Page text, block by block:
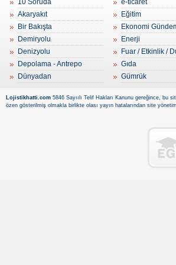
10 Soruda
Akaryakıt
Bir Bakışta
Demiryolu
Denizyolu
Depolama - Antrepo
Dünyadan
e-ticaret
Eğitim
Ekonomi
Enerji
Fuar / Etkinlik /
Gıda
Gümrük
Lojistikhatti.com 5846 Sayıılı Telif Hakları Kanunu gereğince, bu
özen gösterilmiş olmakla birlikte olası yayın hatalarından site